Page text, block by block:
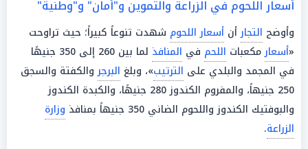
أسعار اللحوم في الزراعة والتموين و"أمان" و"وطنية"
وأوضح التجارأن أسعار اللحوم شهدت تنوعاً كبيراً؛ حيث تراوحت
«أسعارمكعبات اللحم في المنافذ
لما بين 260 إلى 350 جنيهًا
في المجمد والبلدي على الترتيب»، وبلغ البرجروالكفتة والسجق
250 جنيهاً، والمفروم الكندوز 280 جنيهًا، والكبدة الكندوز
والبوفتيك الكندوز واللحوم الضاني 350 جنيهاً بمنافذ
وزارة
الزراعة.